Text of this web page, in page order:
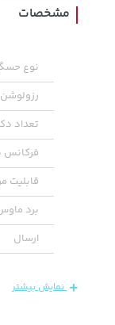
تومان
مشخصات
نوع
رزولوشن
تعداد
قابلیت
برد
ارسال
نمایش بیشتر